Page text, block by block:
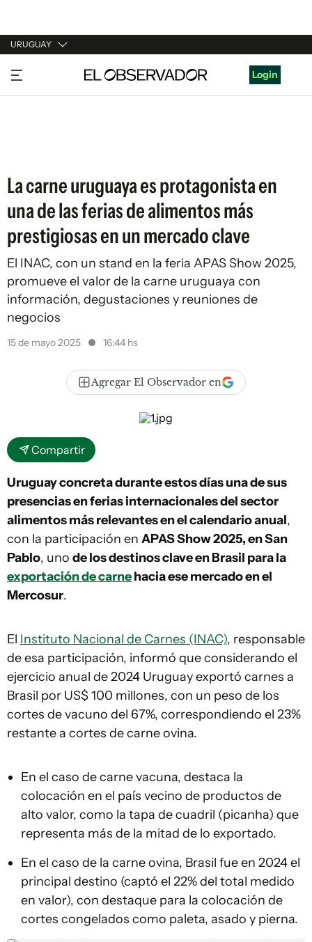
URUGUAY
URUGUAY
ARGENTINA
Login
La carne uruguaya es protagonista en
una de las ferias de alimentos más
prestigiosas en un mercado clave
El INAC, con un stand en la feria APAS Show 2025,
promueve el valor de la carne uruguaya con
información, degustaciones y reuniones de
negocios
15 de mayo 2025 16:44 hs
Agregar El Observador en
Compartir
Uruguay concreta durante estos días una de sus
presencias en ferias internacionales del sector
alimentos más relevantes en el calendario anual,
con la participación en APAS Show 2025, en San
Pablo, uno de los destinos clave en Brasil para la
exportación de carnehacia ese mercado en el
Mercosur.
El Instituto Nacional de Carnes (INAC), responsable
de esa participación, informó que considerando el
ejercicio anual de 2024 Uruguay exportó carnes a
Brasil por US$ 100 millones, con un peso de los
cortes de vacuno del 67%, correspondiendo el 23%
restante a cortes de carne ovina.
En el caso de carne vacuna, destaca la
colocación en el país vecino de productos de
alto valor, como la tapa de cuadril (picanha) que
representa más de la mitad de lo exportado.
En el caso de la carne ovina, Brasil fue en 2024 el
principal destino (captó el 22% del total medido
en valor), con destaque para la colocación de
cortes congelados como paleta, asado y pierna.